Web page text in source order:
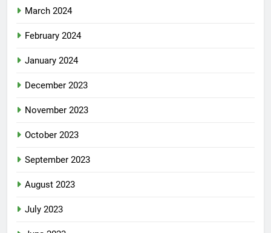
March 2024
February 2024
January 2024
December 2023
November 2023
October 2023
September 2023
August 2023
July 2023